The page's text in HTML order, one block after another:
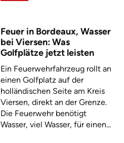
Feuer in Bordeaux, Wasser
bei Viersen: Was
Golfplätze jetzt leisten
Ein Feuerwehrfahrzeug rollt an
einen Golfplatz auf der
holländischen Seite am Kreis
Viersen, direkt an der Grenze.
Die Feuerwehr benötigt
Wasser, viel Wasser, für einen...